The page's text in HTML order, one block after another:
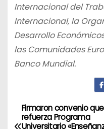
Internacional del
Internacional, la
Desarrollo
las Comunidades
Banco Mundial.
N
Firmaron convenio que
refuerza Programa
Universitario